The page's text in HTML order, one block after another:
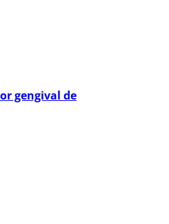
gengival de